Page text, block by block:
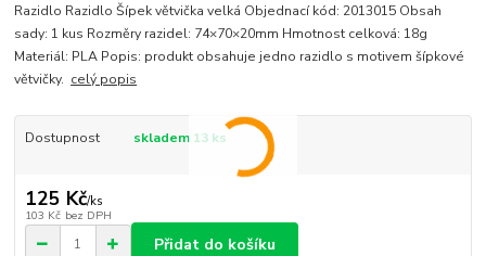
Razidlo Razidlo Šípek větvička velká Objednací kód: 2013015 Obsah
sady: 1 kus Rozměry razidel: 74×70×20mm Hmotnost celková: 18g
Materiál: PLA Popis: produkt obsahuje jedno razidlo s motivem šípkové
větvičky. celý popis
Dostupnost skladem 13 ks
125 Kč/ks
103 Kč bez DPH
Přidat do košíku